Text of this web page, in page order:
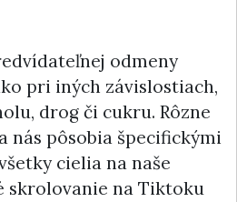
odmeny
pri iných závislostiach,
drog či cukru. Rôzne
nás pôsobia špecifickými
cielia na naše
skrolovanie na Tiktoku